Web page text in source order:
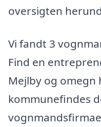
oversigten
Vi fandt 3
Find en
Mejlby og omegn
kommunefindes